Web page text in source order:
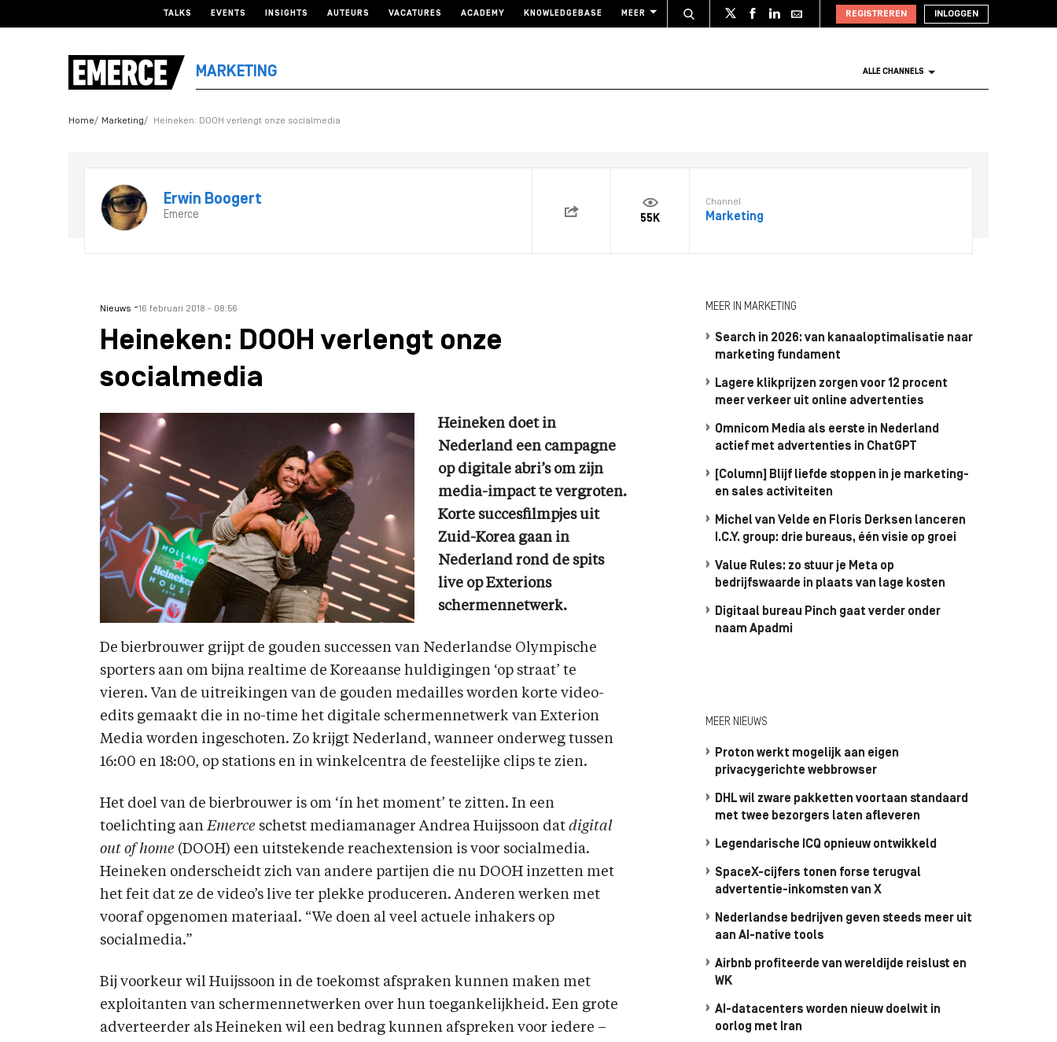
TALKS EVENTS INSIGHTS AUTEURS VACATURES ACADEMY KNOWLEDGEBASE MEER REGISTREREN INLOGGEN
MARKETING ALLE CHANNELS
Home Marketing Heineken: DOOH verlengt onze socialmedia
Erwin Boogert
Emerce 55K
Channel
Marketing
Nieuws -16 februari 2018 - 08:56
Heineken: DOOH verlengt onze
socialmedia
Heineken doet in
Nederland een campagne
op digitale abri’s om zijn
media-impact te vergroten.
Korte succesfilmpjes uit
Zuid-Korea gaan in
Nederland rond de spits
live op Exterions
schermennetwerk.
De bierbrouwer grijpt de gouden successen van Nederlandse Olympische
sporters aan om bijna realtime de Koreaanse huldigingen ‘op straat’ te
vieren. Van de uitreikingen van de gouden medailles worden korte video-
edits gemaakt die in no-time het digitale schermennetwerk van Exterion
Media worden ingeschoten. Zo krijgt Nederland, wanneer onderweg tussen
16:00 en 18:00, op stations en in winkelcentra de feestelijke clips te zien.
Het doel van de bierbrouwer is om ‘ín het moment’ te zitten. In een
toelichting aan Emerce schetst mediamanager Andrea Huijssoon dat digital
out of home (DOOH) een uitstekende reachextension is voor socialmedia.
Heineken onderscheidt zich van andere partijen die nu DOOH inzetten met
het feit dat ze de video’s live ter plekke produceren. Anderen werken met
vooraf opgenomen materiaal. “We doen al veel actuele inhakers op
socialmedia.”
Bij voorkeur wil Huijssoon in de toekomst afspraken kunnen maken met
exploitanten van schermennetwerken over hun toegankelijkheid. Een grote
adverteerder als Heineken wil een bedrag kunnen afspreken voor iedere –
MEER IN MARKETING
Search in 2026: van kanaaloptimalisatie naar
marketing fundament
Lagere klikprijzen zorgen voor 12 procent
meer verkeer uit online advertenties
Omnicom Media als eerste in Nederland
actief met advertenties in ChatGPT
[Column] Blijf liefde stoppen in je marketing-
en sales activiteiten
Michel van Velde en Floris Derksen lanceren
I.C.Y. group: drie bureaus, één visie op groei
Value Rules: zo stuur je Meta op
bedrijfswaarde in plaats van lage kosten
Digitaal bureau Pinch gaat verder onder
naam Apadmi
MEER NIEUWS
Proton werkt mogelijk aan eigen
privacygerichte webbrowser
DHL wil zware pakketten voortaan standaard
met twee bezorgers laten afleveren
Legendarische ICQ opnieuw ontwikkeld
SpaceX-cijfers tonen forse terugval
advertentie-inkomsten van X
Nederlandse bedrijven geven steeds meer uit
aan AI-native tools
Airbnb profiteerde van wereldijde reislust en
WK
AI-datacenters worden nieuw doelwit in
oorlog met Iran